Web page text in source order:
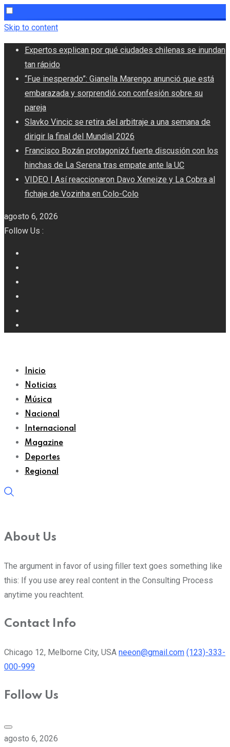
Skip to content
Expertos explican por qué ciudades chilenas se inundan
tan rápido
“Fue inesperado”: Gianella Marengo anunció que está
embarazada y sorprendió con confesión sobre su
pareja
Slavko Vincic se retira del arbitraje a una semana de
dirigir la final del Mundial 2026
Francisco Bozán protagonizó fuerte discusión con los
hinchas de La Serena tras empate ante la UC
VIDEO | Así reaccionaron Davo Xeneize y La Cobra al
fichaje de Vozinha en Colo-Colo
agosto 6, 2026
Follow Us :
Inicio
Noticias
Música
Nacional
Internacional
Magazine
Deportes
Regional
About Us
The argument in favor of using filler text goes something like
this: If you use arey real content in the Consulting Process
anytime you reachtent.
Contact Info
Chicago 12, Melborne City, USA neeon@gmail.com (123)-333-
000-999
Follow Us
agosto 6, 2026